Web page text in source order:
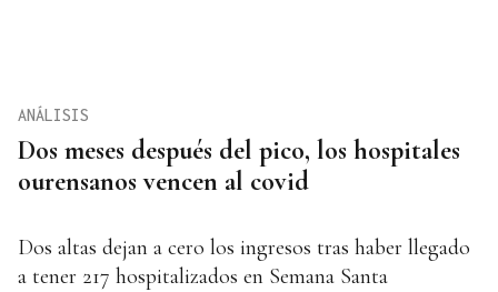
Dos meses después del pico, los hospitales
ourensanos vencen al covid
ANÁLISIS
Dos altas dejan a cero los ingresos tras haber llegado
a tener 217 hospitalizados en Semana Santa